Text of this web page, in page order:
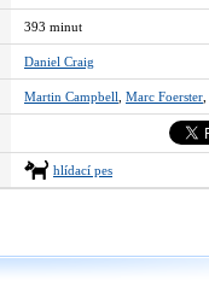
393 minut
Daniel Craig
Martin Campbell Marc Foerster
hlídací pes